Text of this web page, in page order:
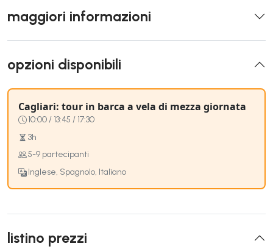
maggiori informazioni
opzioni disponibili
Cagliari: tour in barca a vela di mezza giornata
10:00 / 13:45 / 17:30
3h
5-9 partecipanti
Inglese, Spagnolo, Italiano
listino prezzi